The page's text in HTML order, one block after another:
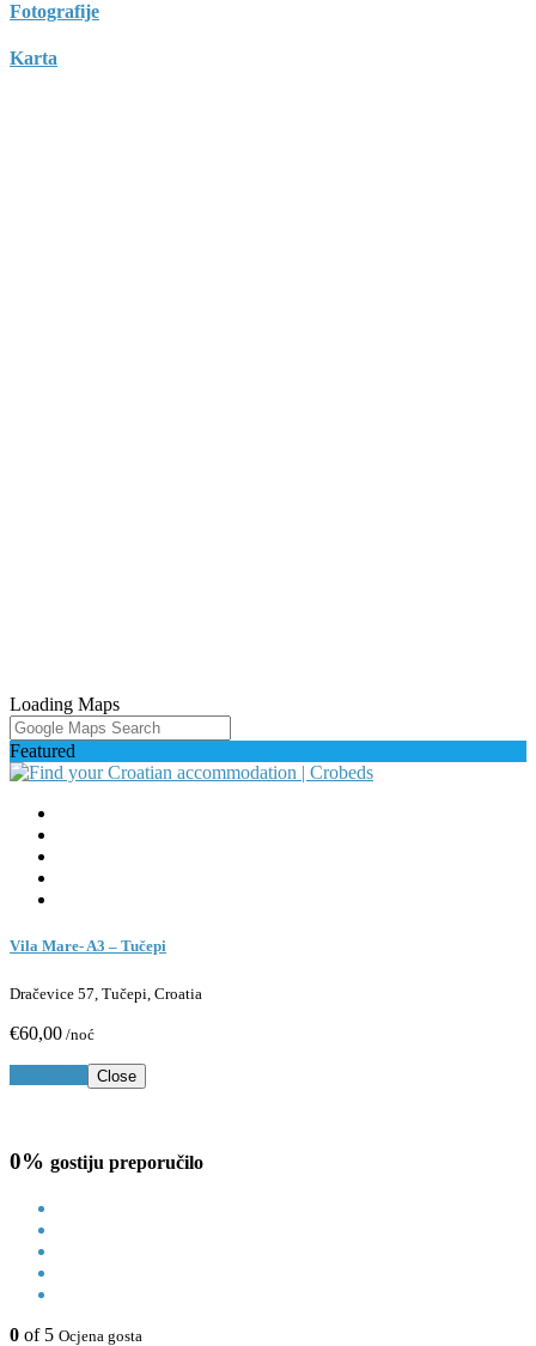
Fotografije
Karta
Loading Maps
Featured
Vila Mare- A3 – Tučepi
Dračevice 57, Tučepi, Croatia
€60,00 /noć
Close
0% gostiju preporučilo
0 of 5 Ocjena gosta